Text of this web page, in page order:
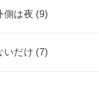
側は夜 (9)
いだけ (7)